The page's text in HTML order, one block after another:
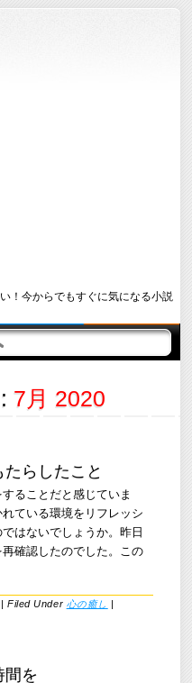
！今からでもすぐに気になる小説
7月 2020
らしたこと
ることだと感じていま
ている環境をリフレッシ
はないでしょうか。昨日
確認したのでした。この
|Filed Under 心の癒し |
間を